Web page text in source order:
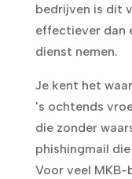
bedrijven is dit
effectiever dan
dienst nemen.
Je kent het
's ochtends
die zonder
phishingmail
Voor veel